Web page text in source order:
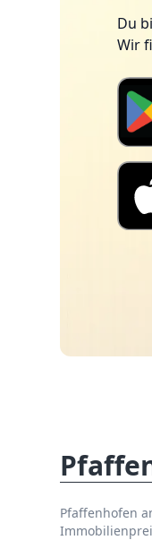
Du
Wir
Pfaffenhofen